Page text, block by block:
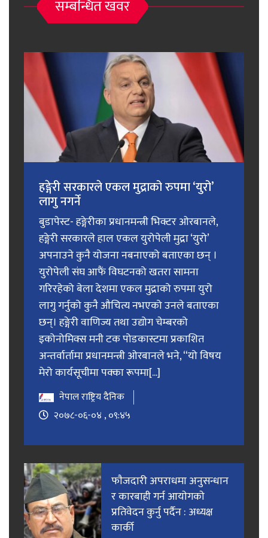
सम्बन्धित खवर
हङ्गेरी सरकारले एकल मुद्राको रुपमा ‘युरो’
लागु नगर्ने
बुडापेस्ट- हङ्गेरीका प्रधानमन्त्री भिक्टर ओरबानले,
हङ्गेरी सरकारले हाल एकल युरोपेली मुद्रा ‘युरो’
अपनाउने कुनै योजना नबनाएको बताएका छन् ।
युरोपेली संघ आफैं विघटनको खतरा सामना
गरिरहेको बेला देशमा एकल मुद्राको रुपमा युरो
लागु गर्नुको कुनै औचित्य नभएको उनले बताएका
छन्। हङ्गेरी वाणिज्य तथा उद्योग चेम्बरको
इकोनोमिक्स मनी टक पोडकास्टमा प्रकाशित
अन्तर्वार्तामा प्रधानमन्त्री ओरबानले भने, “यो विषय
मेरो कार्यसूचीमा पक्का रूपमा[...]
नेपाल राष्ट्रिय दैनिक
२०७८-०६-०४ , ०९:४५
फाैजदारी अपराधमा अनुसन्धान
र कारबाही गर्न आयाेगकाे
प्रतिवेदन कुर्नु पर्दैन : अध्यक्ष
कार्की